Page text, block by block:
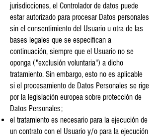
jurisdicciones, el Controlador de datos puede
estar autorizado para procesar Datos personales
sin el consentimiento del Usuario u otra de las
bases legales que se especifican a
continuación, siempre que el Usuario no se
oponga ("exclusión voluntaria") a dicho
tratamiento. Sin embargo, esto no es aplicable
si el procesamiento de Datos Personales se rige
por la legislación europea sobre protección de
Datos Personales;
el tratamiento es necesario para la ejecución de
un contrato con el Usuario y/o para la ejecución